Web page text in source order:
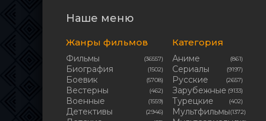
Наше меню
Жанры фильмов
Фильмы (36557)
Биография (1502)
Боевик (5708)
Вестерны (462)
Военные (1559)
Детективы (2946)
Категория
Аниме (861)
Сериалы (9197)
Русские (2657)
Зарубежные (9133)
Турецкие (402)
Мультфильмы(1372)